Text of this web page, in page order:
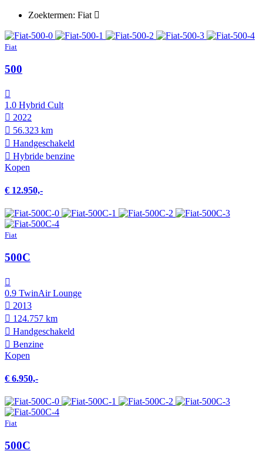
Zoektermen: Fiat
Fiat
500
1.0 Hybrid Cult
2022
56.323 km
Hand­geschakeld
Hybride benzine
Kopen
€ 12.950,-
Fiat
500C
0.9 TwinAir Lounge
2013
124.757 km
Hand­geschakeld
Benzine
Kopen
€ 6.950,-
Fiat
500C